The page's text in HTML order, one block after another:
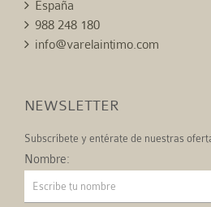
España
988 248 180
info@varelaintimo.com
NEWSLETTER
Subscríbete y entérate de nuestras
Nombre: